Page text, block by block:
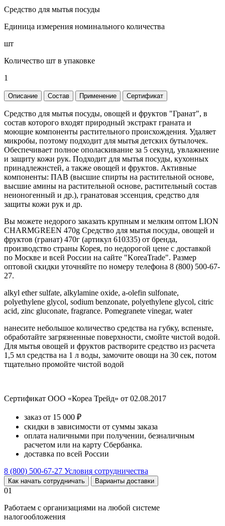
Средство для мытья посуды
Единица измерения номинального количества
шт
Количество шт в упаковке
1
Описание Состав Применение Сертификат
Средство для мытья посуды, овощей и фруктов "Гранат", в
состав которого входят природный экстракт граната и
моющие компоненты растительного происхождения. Удаляет
микробы, поэтому подходит для мытья детских бутылочек.
Обеспечивает полное ополаскивание за 5 секунд, увлажнение
и защиту кожи рук. Подходит для мытья посуды, кухонных
принадлежнстей, а также овощей и фруктов. Активные
компоненты: ПАВ (высшие спирты на растительной основе,
высшие амины на растительной основе, растительный состав
неионогенный и др.), гранатовая эссенция, средство для
защиты кожи рук и др.
Вы можете недорого заказать крупным и мелким оптом LION
CHARMGREEN 470g Средство для мытья посуды, овощей и
фруктов (гранат) 470г (артикул 610335) от бренда,
производство страны Корея, по недорогой цене с доставкой
по Москве и всей России на сайте "KoreaTrade". Размер
оптовой скидки уточняйте по номеру телефона 8 (800) 500-67-
27.
alkyl ether sulfate, alkylamine oxide, a-olefin sulfonate,
polyethylene glycol, sodium benzonate, polyethylene glycol, citric
acid, zinc gluconate, fragrance. Pomegranete vinegar, water
нанесите небольшое количество средства на губку, вспеньте,
обработайте загрязненные поверхности, смойте чистой водой.
Для мытья овощей и фруктов растворите средство из расчета
1,5 мл средства на 1 л воды, замочите овощи на 30 сек, потом
тщательно промойте чистой водой
Сертификат ООО «Кореа Трейд» от 02.08.2017
заказ от 15 000 ₽
скидки в зависимости от суммы заказа
оплата наличными при получении, безналичным
расчетом или на карту Сбербанка.
доставка по всей России
8 (800) 500-67-27 Условия сотрудничества
Как начать сотрудничать Варианты доставки
01
Работаем с организациями на любой системе
налогообложения